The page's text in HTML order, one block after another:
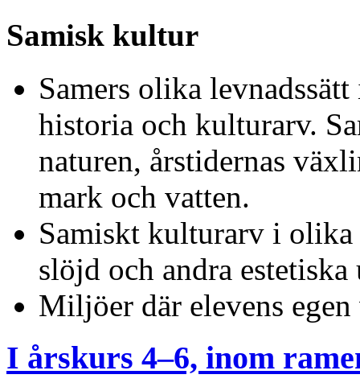
Samisk kultur
Samers olika
historia och kulturarv.
naturen, årstidernas
mark och vatten.
Samiskt kulturarv i
slöjd och andra
Miljöer där elevens egen
I årskurs 4–6, inom